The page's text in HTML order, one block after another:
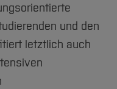
und den
letztlich auch